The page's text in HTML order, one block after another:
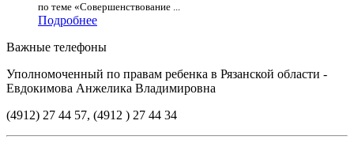
по теме «Совершенствование ...
Подробнее
Важные телефоны
Уполномоченный по правам ребенка в Рязанской области -
Евдокимова Анжелика Владимировна
(4912) 27 44 57, (4912 ) 27 44 34